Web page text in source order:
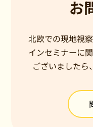
お
北欧での現地視
インセミナーに
ございましたら